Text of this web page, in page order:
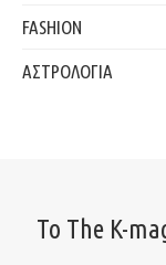
FASHION
ΑΣΤΡΟΛΟΓΙΑ
Το The K-